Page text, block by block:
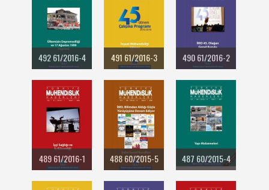
492 61/2016-4 491 61/2016-3 490 61/2016-2
489 61/2016-1 488 60/2015-5 487 60/2015-4